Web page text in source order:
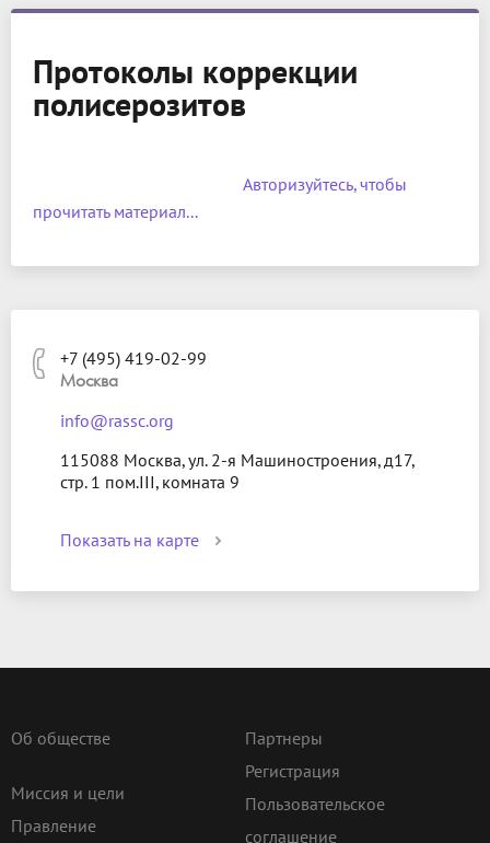
+7 (495) 419-02-99
Москва
info@rassc.org
115088 Москва, ул. 2-я Машиностроения, д17,
стр. 1 пом.III, комната 9
Показать на карте
Протоколы коррекции
полисерозитов
Об обществе
Миссия и цели
Правление
Партнеры
Регистрация
Пользовательское
соглашение